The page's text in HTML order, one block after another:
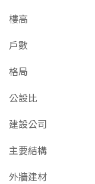
樓高
戶數
格局
公設比
建設公司
主要結構
外牆建材